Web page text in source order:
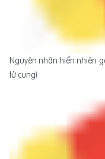
Nguyên nhân hiển nhiên
tử cung)